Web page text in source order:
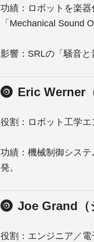
功績：ロボットを楽
「Mechanical Sound
影響：SRLの「騒音と
Eric Werner
役割：ロボット工学エ
功績：機械制御シス
発。
Joe Grand（
役割：エンジニア／電